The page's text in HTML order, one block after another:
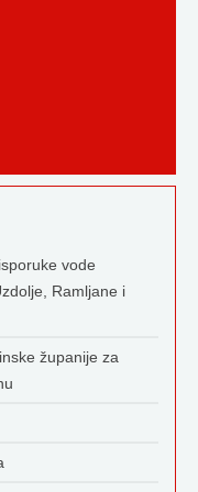
vode
Ramljane i
županije za